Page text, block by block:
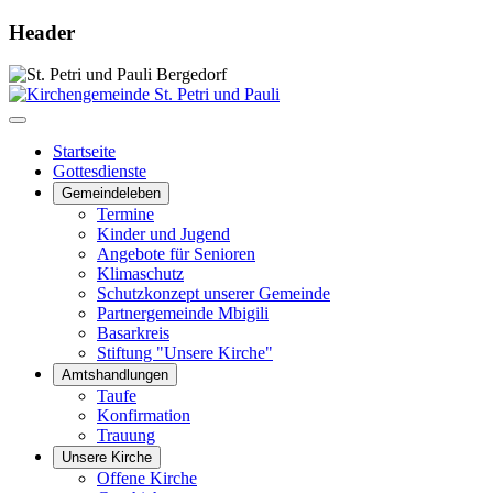
Header
Startseite
Gottesdienste
Gemeindeleben
Termine
Kinder und Jugend
Angebote für Senioren
Klimaschutz
Schutzkonzept unserer Gemeinde
Partnergemeinde Mbigili
Basarkreis
Stiftung "Unsere Kirche"
Amtshandlungen
Taufe
Konfirmation
Trauung
Unsere Kirche
Offene Kirche